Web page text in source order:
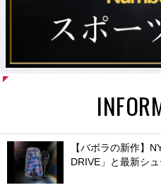
【バボラの新作】
DRIVE」と最新シ